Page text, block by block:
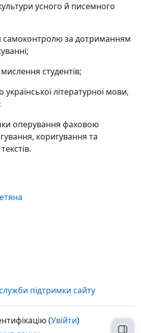
усного й писемного
самоконтролю за дотриманням
студентів;
літературної мови,
;
оперування фаховою
коригування та
підтримки сайту
(Увійти)